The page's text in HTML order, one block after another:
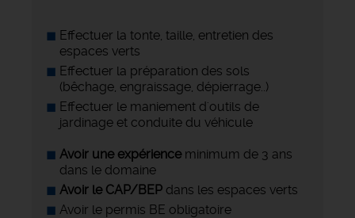
Effectuer la tonte, taille, entretien des
espaces verts
Effectuer la préparation des sols
(bêchage, engraissage, dépierrage..)
Effectuer le maniement d'outils de
jardinage et conduite du véhicule
Avoir une expérienceminimum de 3 ans
dans le domaine
Avoir le CAP/BEP dans les espaces verts
Avoir le permis BE obligatoire